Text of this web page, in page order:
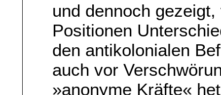
und dennoch
Positionen
den antikolonialen
auch vor
»anonyme Kräfte«